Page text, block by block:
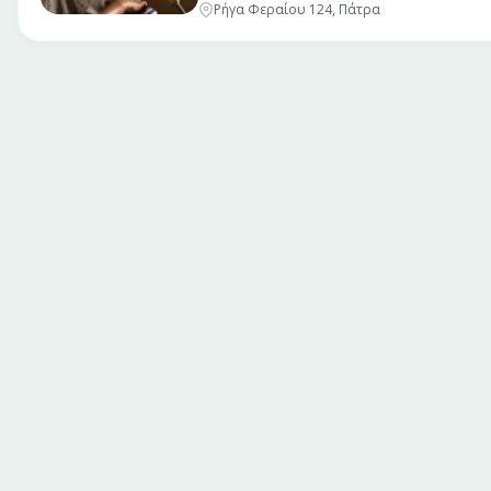
Ρήγα Φεραίου 124, Πάτρα